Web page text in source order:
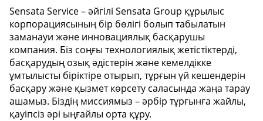
Sensata Service – әйгілі Sensata Group құрылыс
корпорациясының бір бөлігі болып табылатын
заманауи және инновациялық басқарушы
компания. Біз соңғы технологиялық жетістіктерді,
басқарудың озық әдістерін және кемелдікке
ұмтылысты біріктіре отырып, тұрғын үй кешендерін
басқару және қызмет көрсету саласында жаңа тарау
ашамыз. Біздің миссиямыз – әрбір тұрғынға жайлы,
қауіпсіз әрі ыңғайлы орта құру.